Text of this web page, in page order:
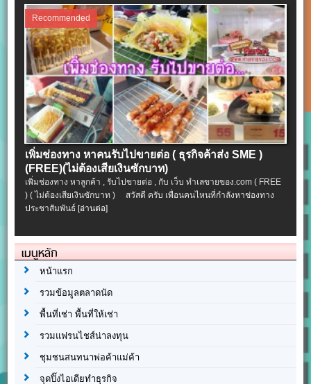
Recommended
เพิ่มช่องทาง หาคนรับไปขายต่อ ( ธุรกิจค้าส่ง SME )
(FREE)(ไม่ต้องเสียเงินซักบาท)
เพิ่มช่องทาง หาลูกค้า , รับไปขายต่อ , กับ เว็บ ทำเลขายของ.com ( FREE
) ( ไม่ต้องเสียเงินซักบาท ) สวัสดี ครับ เพื่อนคนไหนที่กำลังหาช่องทาง
ประชาสัมพันธ์ [อ่านต่อ]
เมนูหลัก
หน้าแรก
รวมข้อมูลตลาดนัด
พื้นที่เช่า พื้นที่ให้เช่า
รวมแฟรนไชส์น่าลงทุน
ชุมชนสนทนาพ่อค้าแม่ค้า
จุดปิ๊งไอเดียทำธุรกิจ